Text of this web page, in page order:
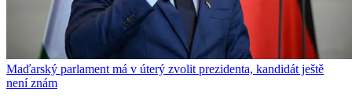
Maďarský parlament má v úterý zvolit prezidenta, kandidát ještě
není znám